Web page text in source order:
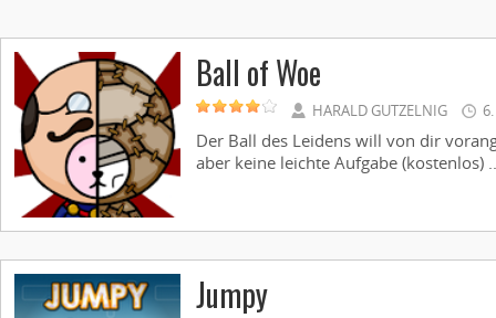
Ball of Woe
HARALD GUTZELNIG
Der Ball des Leidens will von dir
aber keine leichte Aufgabe (kostenlos)
Jumpy